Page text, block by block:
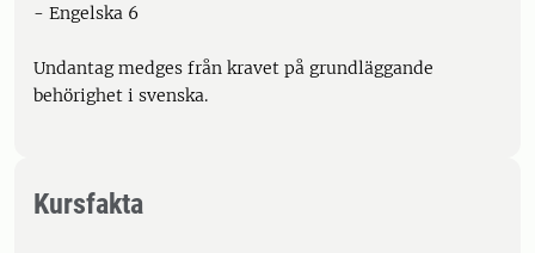
- Engelska 6
Undantag medges från kravet på grundläggande
behörighet i svenska.
Kursfakta